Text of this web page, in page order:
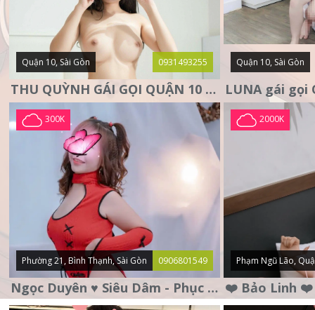
Quận 10, Sài Gòn 0931493255
THU QUỲNH GÁI GỌI QUẬN 10 – MẶT XINH DA TRẮNG – SANG
Quận 10, Sài Gòn
300K
Phường 21, Bình Thạnh, Sài Gòn 0906801549
Ngọc Duyên ♥️ Siêu Dâm - Phục Vụ Tận Tình - Chu Đáo
2000K
Phạm Ngũ Lão,